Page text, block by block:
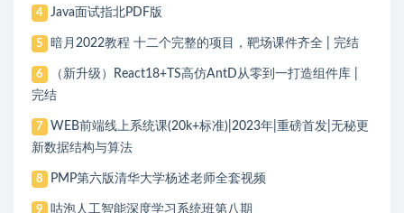
4 Java面试指北PDF版
5 暗月2022教程 十二个完整的项目，靶场课件齐全 | 完结
6
（新升级）React18+TS高仿AntD从零到一打造组件库 |
完结
7
WEB前端线上系统课(20k+标准)|2023年|重磅首发|无秘更
新数据结构与算法
8 PMP第六版清华大学杨述老师全套视频
9 咕泡人工智能深度学习系统班第八期